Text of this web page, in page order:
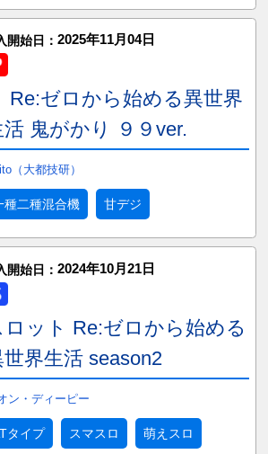
開始日： 2025年11月04日
Re:ゼロから始める異世界
活 鬼がかり ９９ver.
（大都技研）
種二種混合機 甘デジ
開始日： 2024年10月21日
ロット Re:ゼロから始める
世界生活 season2
ン・ディーピー
タイプ スマスロ 萌えスロ